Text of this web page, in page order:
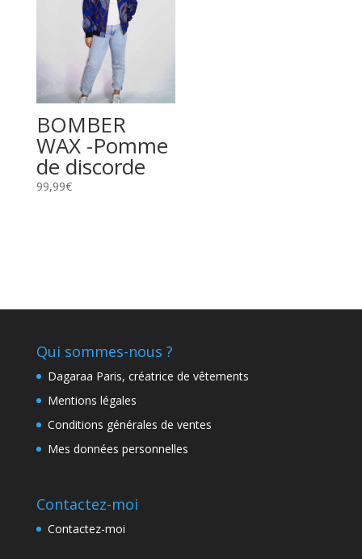
BOMBER
WAX -Pomme
de discorde
99,99€
Qui sommes-nous ?
Dagaraa Paris, créatrice de vêtements
Mentions légales
Conditions générales de ventes
Mes données personnelles
Contactez-moi
Contactez-moi